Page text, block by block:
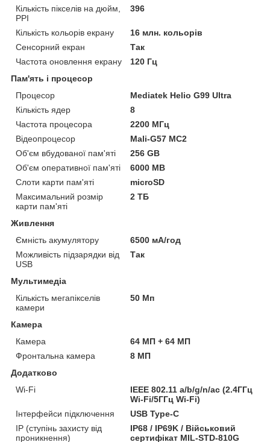
Кількість пікселів на дюйм,
PPI
396
Кількість кольорів екрану
16 млн. кольорів
Сенсорний екран
Так
Частота оновлення екрану
120 Гц
Пам'ять і процесор
Процесор
Mediatek Helio G99 Ultra
Кількість ядер
8
Частота процесора
2200 МГц
Відеопроцесор
Mali-G57 MC2
Об'єм вбудованої пам'яті
256 GB
Об'єм оперативної пам'яті
6000 MB
Слоти карти пам'яті
microSD
Максимальний розмір
карти пам'яті
2 ТБ
Живлення
Ємність акумулятору
6500 мА/год
Можливість підзарядки від
USB
Так
Мультимедіа
Кількість мегапікселів
камери
50 Мп
Камера
Камера
64 МП + 64 МП
Фронтальна камера
8 МП
Додатково
Wi-Fi
IEEE 802.11 a/b/g/n/ac (2.4ГГц
Wi-Fi/5ГГц Wi-Fi)
Інтерфейси підключення
USB Type-C
IP (ступінь захисту від
проникнення)
IP68 / IP69K / Військовий
сертифікат MIL-STD-810G